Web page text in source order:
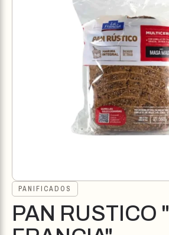
PANIFICADOS
PAN RUSTICO